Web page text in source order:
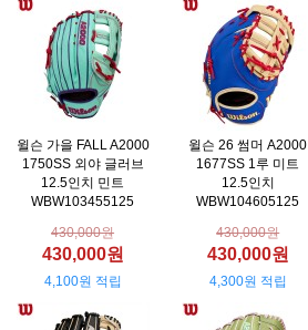
윌슨 가을 FALL A2000
1750SS 외야 글러브
12.5인치 민트
WBW103455125
430,000원
430,000원
4,100원 적립
윌슨 26 썸머 A2000
1677SS 1루 미트
12.5인치
WBW104605125
430,000원
430,000원
4,300원 적립